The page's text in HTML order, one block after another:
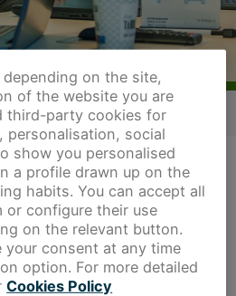
ESCRIBANO
on the site,
of the website you are
third-party cookies for
personalisation, social
show you personalised
a profile drawn up on the
habits. You can accept all
or configure their use
on the relevant button.
your consent at any time
option. For more detailed
Cookies Policy